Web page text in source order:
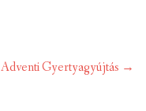
Adventi Gyertyagyújtás →